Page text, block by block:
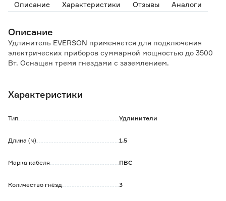
Описание Характеристики Отзывы Аналоги
Описание
Удлинитель EVERSON применяется для подключения
электрических приборов суммарной мощностью до 3500
Вт. Оснащен тремя гнездами с заземлением.
Характеристики
Тип Удлинители
Длина (м) 1.5
Марка кабеля ПВС
Количество гнёзд 3